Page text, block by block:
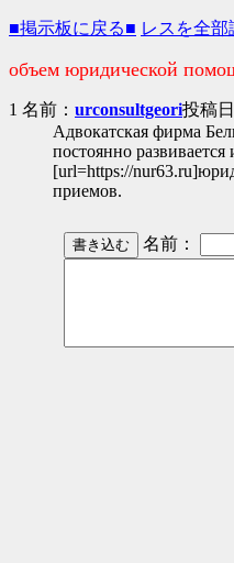
■掲示板に戻る■ レスを全部
объем юридической
1 名前： urconsultgeori投稿
Адвокатская фирма
постоянно
[url=https://
приемов.
名前：